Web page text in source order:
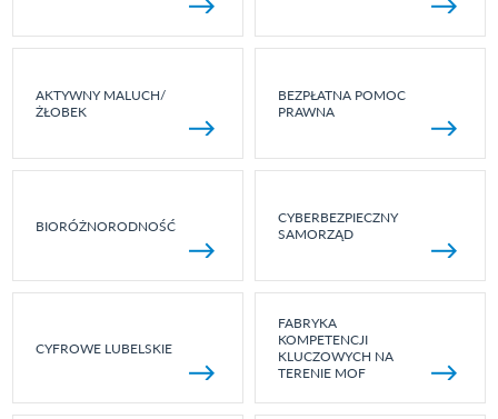
AKTYWNY MALUCH/
ŻŁOBEK
BEZPŁATNA POMOC
PRAWNA
BIORÓŻNORODNOŚĆ
CYBERBEZPIECZNY
SAMORZĄD
CYFROWE LUBELSKIE
FABRYKA
KOMPETENCJI
KLUCZOWYCH NA
TERENIE MOF